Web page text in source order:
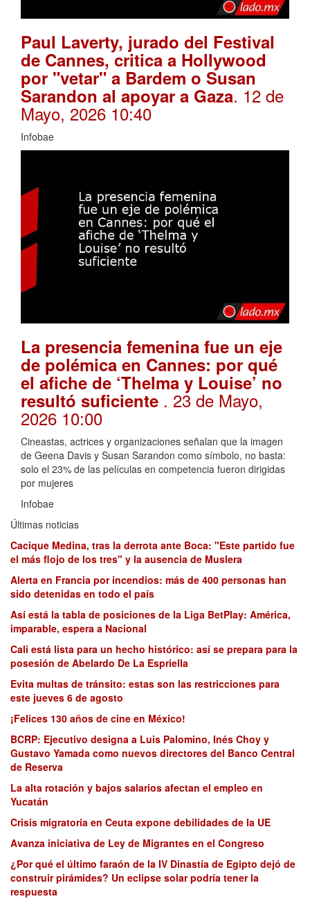
Paul Laverty, jurado del Festival
de Cannes, critica a Hollywood
por "vetar" a Bardem o Susan
Sarandon al apoyar a Gaza. 12 de
Mayo, 2026 10:40
Infobae
La presencia femenina fue un eje
de polémica en Cannes: por qué
el afiche de ‘Thelma y Louise’ no
resultó suficiente . 23 de Mayo,
2026 10:00
Cineastas, actrices y organizaciones señalan que la imagen
de Geena Davis y Susan Sarandon como símbolo, no basta:
solo el 23% de las películas en competencia fueron dirigidas
por mujeres
Infobae
Últimas noticias
Cacique Medina, tras la derrota ante Boca: "Este partido fue
el más flojo de los tres" y la ausencia de Muslera
Alerta en Francia por incendios: más de 400 personas han
sido detenidas en todo el país
Así está la tabla de posiciones de la Liga BetPlay: América,
imparable, espera a Nacional
Cali está lista para un hecho histórico: así se prepara para la
posesión de Abelardo De La Espriella
Evita multas de tránsito: estas son las restricciones para
este jueves 6 de agosto
¡Felices 130 años de cine en México!
BCRP: Ejecutivo designa a Luis Palomino, Inés Choy y
Gustavo Yamada como nuevos directores del Banco Central
de Reserva
La alta rotación y bajos salarios afectan el empleo en
Yucatán
Crisis migratoria en Ceuta expone debilidades de la UE
Avanza iniciativa de Ley de Migrantes en el Congreso
¿Por qué el último faraón de la IV Dinastía de Egipto dejó de
construir pirámides? Un eclipse solar podría tener la
respuesta